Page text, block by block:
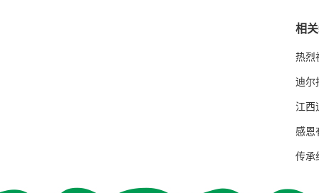
相
热烈
迪尔
江西
感恩
传承